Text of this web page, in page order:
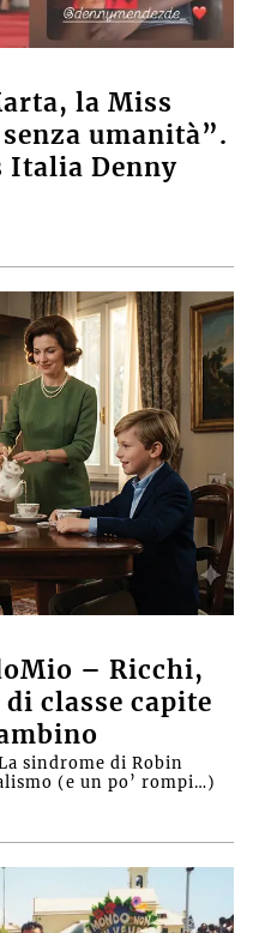
la Miss
umanità”.
Italia Denny
– Ricchi,
classe capite
sindrome di Robin
(e un po’ rompi…)